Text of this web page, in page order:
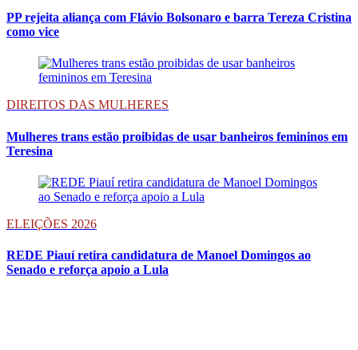
PP rejeita aliança com Flávio Bolsonaro e barra Tereza Cristina
como vice
DIREITOS DAS MULHERES
Mulheres trans estão proibidas de usar banheiros femininos em
Teresina
ELEIÇÕES 2026
REDE Piauí retira candidatura de Manoel Domingos ao
Senado e reforça apoio a Lula